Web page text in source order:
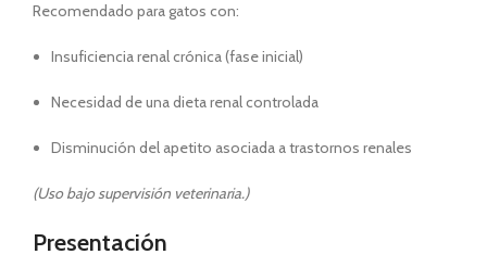
Recomendado para gatos con:
Insuficiencia renal crónica (fase inicial)
Necesidad de una dieta renal controlada
Disminución del apetito asociada a trastornos renales
(Uso bajo supervisión veterinaria.)
Presentación